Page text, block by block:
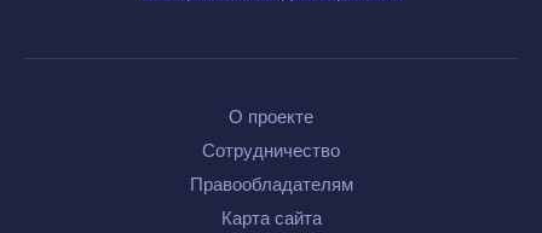
О проекте
Сотрудничество
Правообладателям
Карта сайта